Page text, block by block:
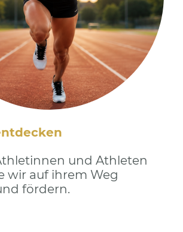
und Athleten
wir auf ihrem Weg
fördern.